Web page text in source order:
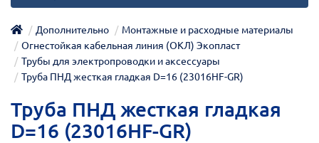
Дополнительно
Монтажные и расходные материалы
Огнестойкая кабельная линия (ОКЛ) Экопласт
Трубы для электропроводки и аксессуары
Труба ПНД жесткая гладкая D=16 (23016HF-GR)
Труба ПНД жесткая гладкая
D=16 (23016HF-GR)